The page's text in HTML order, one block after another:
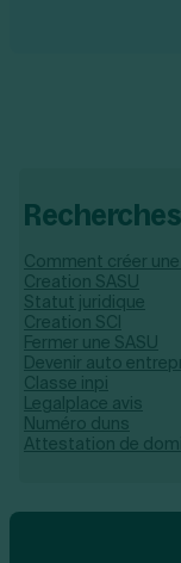
Comment créer une
Creation SASU
Statut juridique
Creation SCI
Fermer une SASU
Devenir auto
Classe inpi
Legalplace avis
Numéro duns
Attestation de